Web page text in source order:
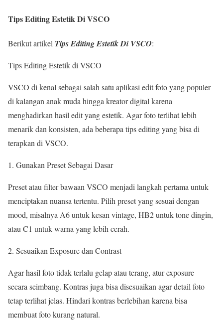
Tips Editing Estetik Di VSCO
Berikut artikel Tips Editing Estetik Di VSCO:
Tips Editing Estetik di VSCO
VSCO di kenal sebagai salah satu aplikasi edit foto yang populer
di kalangan anak muda hingga kreator digital karena
menghadirkan hasil edit yang estetik. Agar foto terlihat lebih
menarik dan konsisten, ada beberapa tips editing yang bisa di
terapkan di VSCO.
Gunakan Preset Sebagai Dasar
Preset atau filter bawaan VSCO menjadi langkah pertama untuk
menciptakan nuansa tertentu. Pilih preset yang sesuai dengan
mood, misalnya A6 untuk kesan vintage, HB2 untuk tone dingin,
atau C1 untuk warna yang lebih cerah.
Sesuaikan Exposure dan Contrast
Agar hasil foto tidak terlalu gelap atau terang, atur exposure
secara seimbang. Kontras juga bisa disesuaikan agar detail foto
tetap terlihat jelas. Hindari kontras berlebihan karena bisa
membuat foto kurang natural.